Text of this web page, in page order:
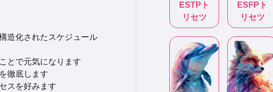
造化されたスケジュール
とで元気になります
徹底します
スを好みます
ESTP ト
リセツ
ESFP ト
リセツ